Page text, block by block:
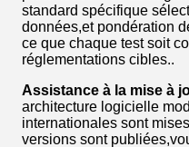
standard spécifique
données,et pondération
ce que chaque test soit
réglementations cibles..
Assistance à la mise à
architecture logicielle
internationales sont
versions sont